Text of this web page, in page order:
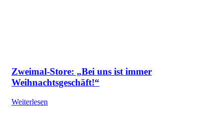
Zweimal-Store: „Bei uns ist immer
Weihnachtsgeschäft!“
Weiterlesen